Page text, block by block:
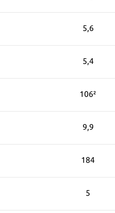
5,6
5,4
106²
9,9
184
5